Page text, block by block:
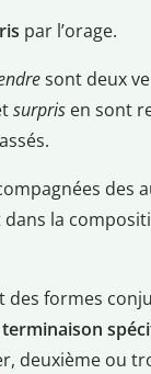
par l’orage.
sont deux
surpris en sont
des
la
des formes
deuxième ou